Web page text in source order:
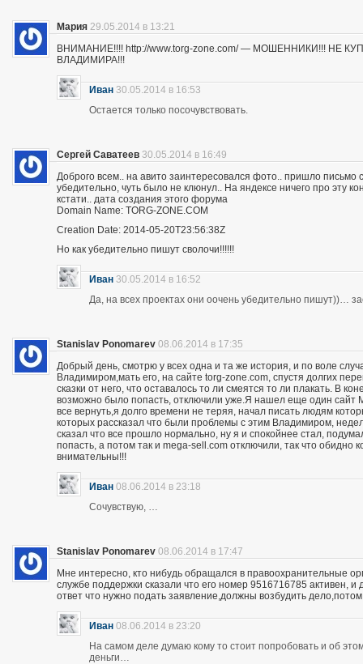
Мария 29.05.2014 в 13:21
ВНИМАНИЕ!!!! http://www.torg-zone.com/ — МОШЕННИКИ!!! НЕ
ВЛАДИМИРА!!!
Иван 30.05.2014 в 16:53
Остается только посочувствовать.
Сергей Саватеев 30.05.2014 в 16:49
Доброго всем.. на авито заинтересовался фото.. пришло
убедительно, чуть было не клюнул.. На яндексе ничего про
кстати.. дата создания этого форума
Domain Name: TORG-ZONE.COM
Creation Date: 2014-05-20T23:56:38Z
Но как убедительно пишут сволочи!!!!!!
Иван 30.05.2014 в 16:52
Да, на всех проектах они оочень убедительно пишут))…
Stanislav Ponomarev 08.06.2014 в 17:35
Добрый день, смотрю у всех одна и та же история, и по воле
Владимиром,мать его, на сайте torg-zone.com, спустя долгих
сказки от него, что оставалось то ли смеятся то ли плакать. В
возможно было попасть, отключили уже.Я нашел еще один
все вернуть,я долго времени не теряя, начал писать людям
которых рассказал что были проблемы с этим Владимиром,
сказал что все прошло нормально, ну я и спокойнее стал,
попасть, а потом так и mega-sell.com отключили, так что обидно
внимательны!!!
Иван 08.06.2014 в 23:18
Сочувствую, …
Stanislav Ponomarev 08.06.2014 в 17:47
Мне интересно, кто нибудь обращался в правоохранительные
службе поддержки сказали что его номер 9516716785 активен,
ответ что нужно подать заявление,должны возбудить
Иван 08.06.2014 в 23:20
На самом деле думаю кому то стоит попробовать и об
деньги…